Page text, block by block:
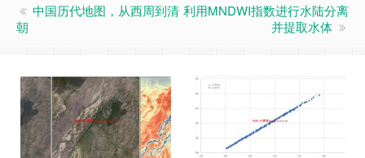
中国历代地图，从西周到清
朝
利用MNDWI指数进行水陆分离
并提取水体